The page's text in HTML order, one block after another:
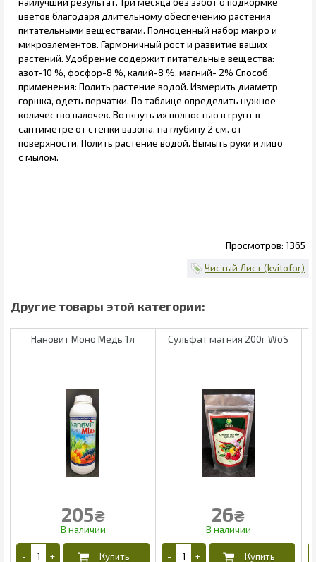
цветов благодаря длительному обеспечению растения
питательными веществами. Полноценный набор макро и
микроэлементов. Гармоничный рост и развитие ваших
растений. Удобрение содержит питательные вещества:
азот-10 %, фосфор-8 %, калий-8 %, магний- 2% Способ
применения: Полить растение водой. Измерить диаметр
горшка, одеть перчатки. По таблице определить нужное
количество палочек. Воткнуть их полностью в грунт в
сантиметре от стенки вазона, на глубину 2 см. от
поверхности. Полить растение водой. Вымыть руки и лицо
с мылом.
1365
Чистый Лист (kvitofor)
Нановит Моно Медь 1л
205₴
Сульфат магния 200г WoS
26₴